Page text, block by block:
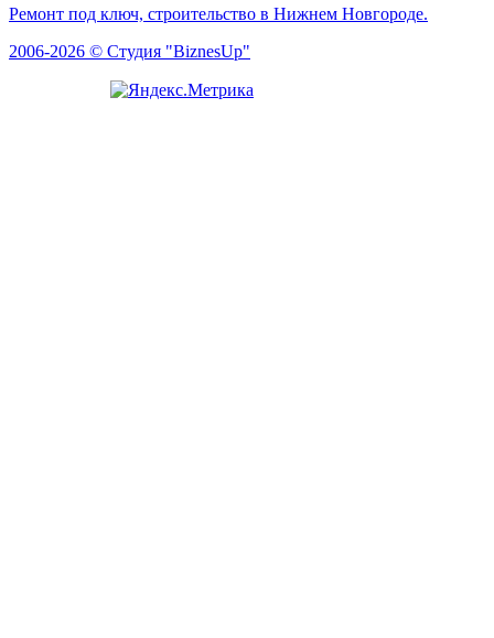
Ремонт под ключ, строительство в Нижнем Новгороде.
2006-2026 © Студия "BiznesUp"